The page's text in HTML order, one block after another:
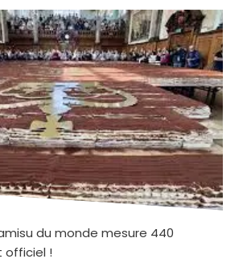
du monde mesure 440
officiel !